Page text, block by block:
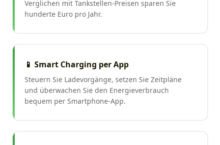
Verglichen mit Tankstellen-Preisen sparen Sie
hunderte Euro pro Jahr.
📱 Smart Charging per App
Steuern Sie Ladevorgänge, setzen Sie Zeitpläne
und überwachen Sie den Energieverbrauch
bequem per Smartphone-App.